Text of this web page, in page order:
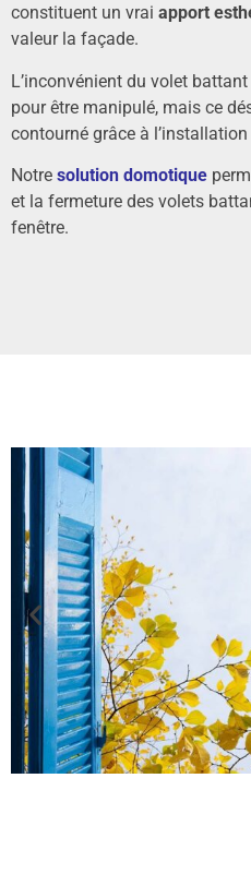
constituent un vrai apport
valeur la façade.
L’inconvénient du volet
pour être manipulé, mais ce
contourné grâce à l’installation
Notre solution domotique
et la fermeture des volets
fenêtre.